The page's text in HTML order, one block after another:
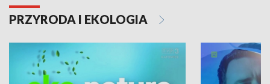
PRZYRODA I EKOLOGIA